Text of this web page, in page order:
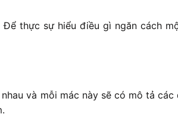
thực sự hiểu điều gì ngăn cách
và mỗi mác này sẽ có mô tả